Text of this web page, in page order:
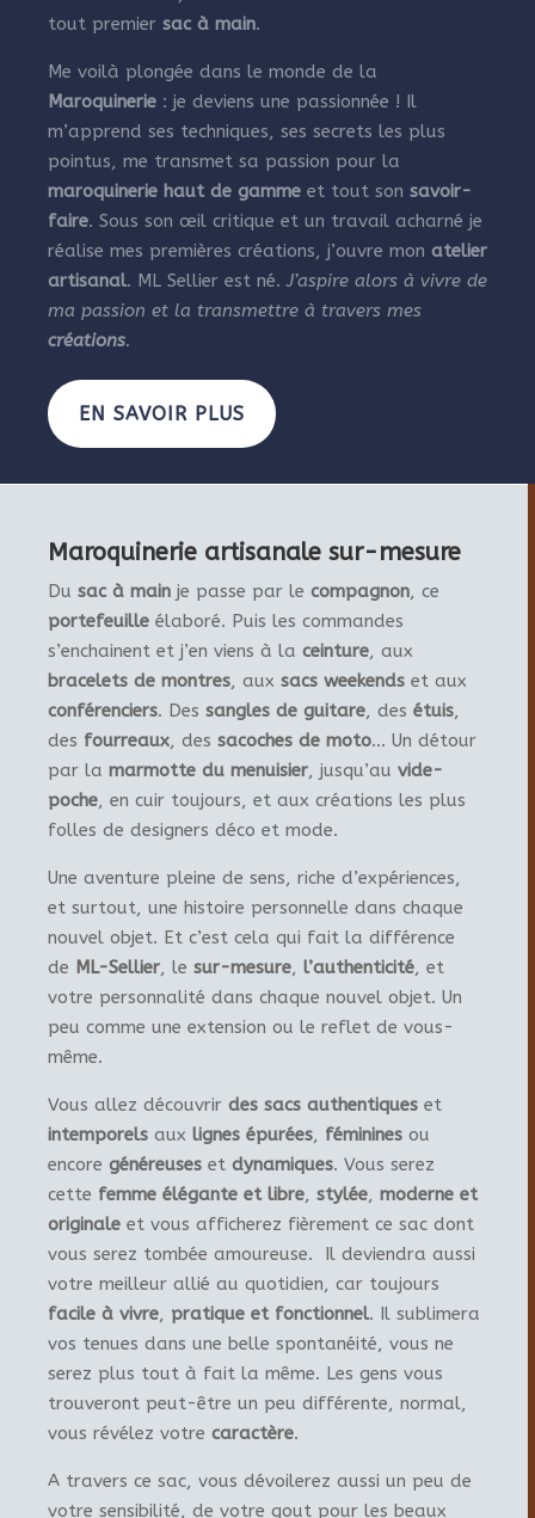
tout premier sac à main.
Me voilà plongée dans le monde de la
Maroquinerie : je deviens une passionnée ! Il
m’apprend ses techniques, ses secrets les plus
pointus, me transmet sa passion pour la
maroquinerie haut de gamme et tout son savoir-
faire. Sous son œil critique et un travail acharné je
réalise mes premières créations, j’ouvre mon atelier
artisanal. ML Sellier est né. J’aspire alors à vivre de
ma passion et la transmettre à travers mes
créations.
EN SAVOIR PLUS
Maroquinerie artisanale sur-mesure
Du sac à main je passe par le compagnon, ce
portefeuille élaboré. Puis les commandes
s’enchainent et j’en viens à la ceinture, aux
bracelets de montres, aux sacs weekends et aux
conférenciers. Des sangles de guitare, des étuis,
des fourreaux, des sacoches de moto… Un détour
par la marmotte du menuisier, jusqu’au vide-
poche, en cuir toujours, et aux créations les plus
folles de designers déco et mode.
Une aventure pleine de sens, riche d’expériences,
et surtout, une histoire personnelle dans chaque
nouvel objet. Et c’est cela qui fait la différence
de ML-Sellier, le sur-mesure, l’authenticité, et
votre personnalité dans chaque nouvel objet. Un
peu comme une extension ou le reflet de vous-
même.
Vous allez découvrir des sacs authentiques et
intemporels aux lignes épurées, féminines ou
encore généreuses et dynamiques. Vous serez
cette femme élégante et libre, stylée, moderne et
originale et vous afficherez fièrement ce sac dont
vous serez tombée amoureuse. Il deviendra aussi
votre meilleur allié au quotidien, car toujours
facile à vivre, pratique et fonctionnel. Il sublimera
vos tenues dans une belle spontanéité, vous ne
serez plus tout à fait la même. Les gens vous
trouveront peut-être un peu différente, normal,
vous révélez votre caractère.
A travers ce sac, vous dévoilerez aussi un peu de
votre sensibilité, de votre gout pour les beaux